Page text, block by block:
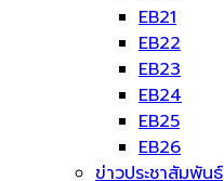
EB21
EB22
EB23
EB24
EB25
EB26
ข่าวประชาสัมพันธ์